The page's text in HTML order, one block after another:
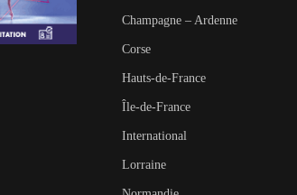
Champagne – Ardenne
Corse
Hauts-de-France
Île-de-France
International
Lorraine